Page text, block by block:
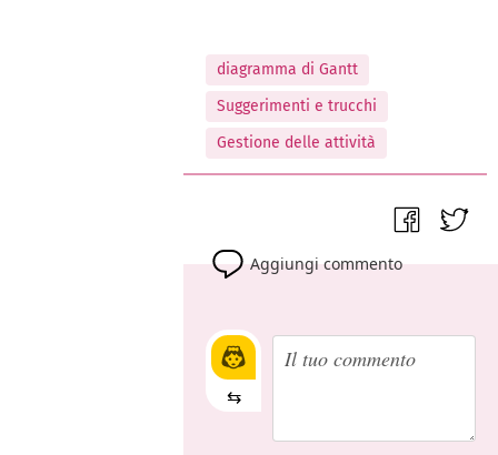
diagramma di Gantt
Suggerimenti e trucchi
Gestione delle attività
Aggiungi commento
⇆